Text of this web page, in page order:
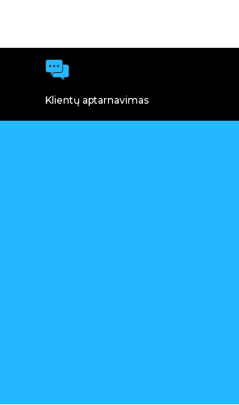
Klientų aptarnavimas